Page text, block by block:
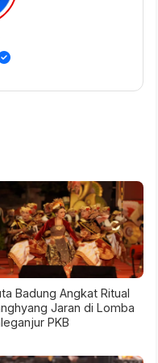
Badung Angkat Ritual
Jaran di Lomba
PKB